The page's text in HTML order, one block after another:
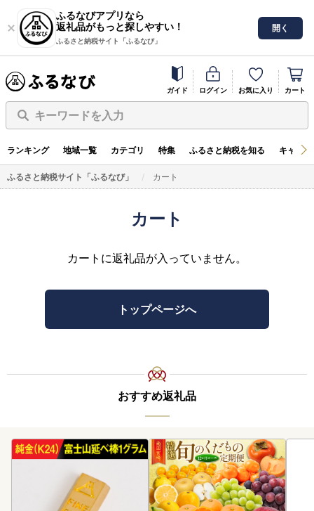
ふるなびアプリなら
返礼品がもっと探しやすい！
ふるさと納税サイト「ふるなび」
開く
ガイド ログイン お気に入り カート
キーワードを入力
ランキング 地域一覧 カテゴリ 特集 ふるさと納税を知る キャン
ふるさと納税サイト「ふるなび」 カート
カート
カートに返礼品が入っていません。
トップページへ
おすすめ返礼品